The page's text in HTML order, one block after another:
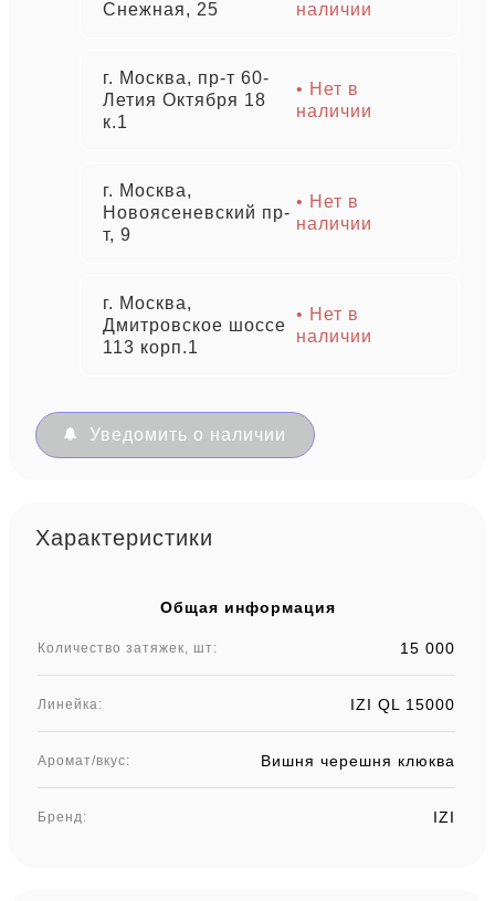
Снежная, 25 наличии
г. Москва, пр-т 60-
Летия Октября 18
к.1
• Нет в
наличии
г. Москва,
Новоясеневский пр-
т, 9
• Нет в
наличии
г. Москва,
Дмитровское шоссе
113 корп.1
• Нет в
наличии
Уведомить о наличии
Характеристики
Общая информация
Количество затяжек, шт: 15 000
Линейка: IZI QL 15000
Аромат/вкус: Вишня черешня клюква
Бренд: IZI